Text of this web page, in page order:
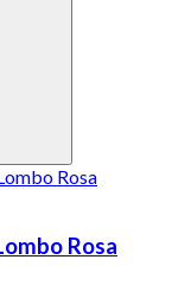
Rosa